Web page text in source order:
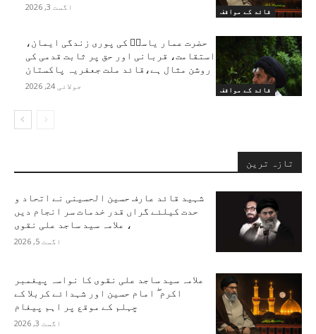
قائد کے مواقف اگست 3, 2026
قائد کے مواقف
حضرت عمار یاسرؑ کی پوری زندگی ایمان،
استقامت، قربانی اور حق پر ثابت قدمی کی
روشن مثال ہے،قائد ملت جعفریہ پاکستان
جولائی 24, 2026
تازہ ترین
شہید قائد عارف حسین الحسینی نے اتحاد و
حدت کیلئے گراں قدر خدمات سر انجام دیں
، علامہ سید ساجد علی نقوی
اگست 5, 2026
علامہ سید ساجد علی نقوی کا نواسہ پیغمبر
اکرم ۖ امام حسین اور شہدائے کربلا کے
چہلم کے موقع پر اہم پیغام
اگست 3, 2026